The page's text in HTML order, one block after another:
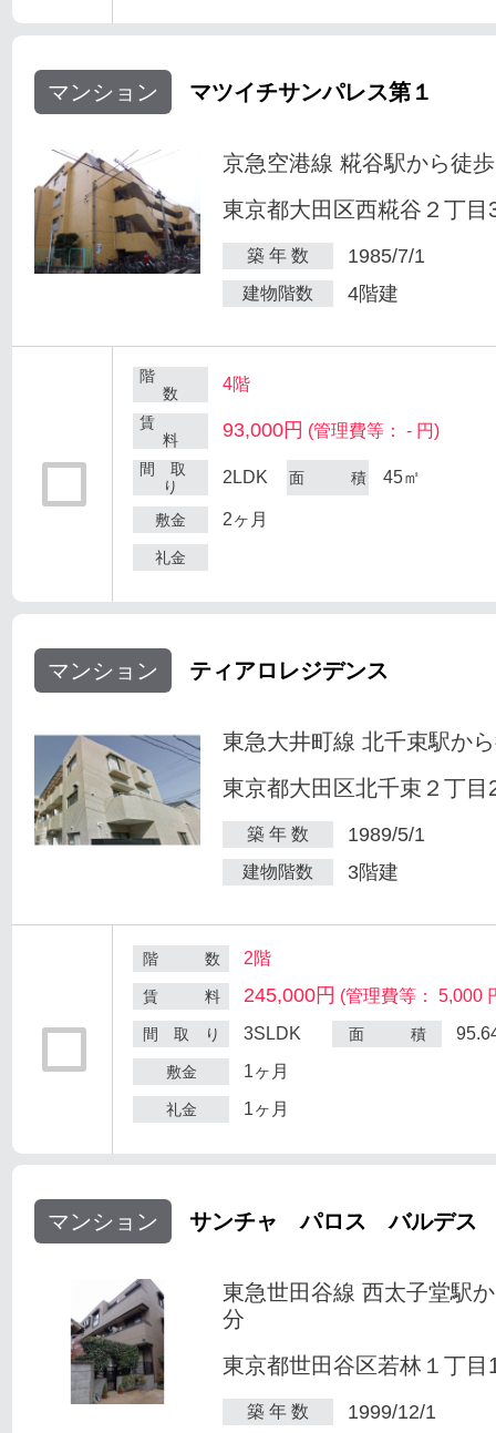
マンション マツイチサンパレス第１
京急空港線 糀谷駅から徒
東京都大田区西糀谷２丁目
築 年 数 1985/7/1
建物階数 4階建
階
数
4階
賃
料
93,000円 (管理費等： - 円)
間 取
り
2LDK 面 積 45㎡
敷金 2ヶ月
礼金
マンション ティアロレジデンス
東急大井町線 北千束駅か
東京都大田区北千束２丁目
築 年 数 1989/5/1
建物階数 3階建
階 数 2階
賃 料 245,000円 (管理費等： 5,000
間 取 り 3SLDK 面 積
敷金 1ヶ月
礼金 1ヶ月
マンション サンチャ パロス バルデス
東急世田谷線 西太子堂駅
分
東京都世田谷区若林１丁目
築 年 数 1999/12/1